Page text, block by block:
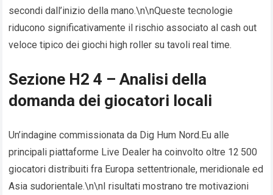
secondi dall’inizio della mano.\n\nQueste tecnologie
riducono significativamente il rischio associato al cash out
veloce tipico dei giochi high roller su tavoli real time.
Sezione H2 4 – Analisi della
domanda dei giocatori locali
Un’indagine commissionata da Dig Hum Nord.Eu​ alle
principali piattaforme Live Dealer ha coinvolto oltre 12 500
giocatori distribuiti fra Europa settentrionale, meridionale ed
Asia sudorientale.\n\nI risultati mostrano tre motivazioni